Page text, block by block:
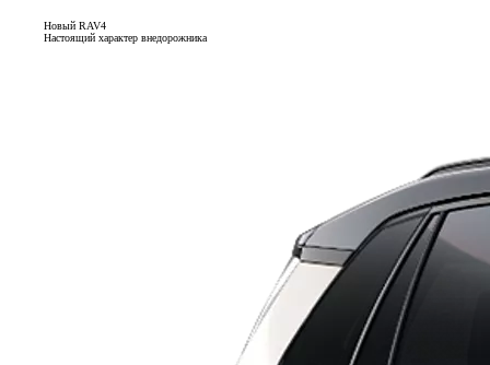
Новый RAV4
Настоящий характер внедорожника